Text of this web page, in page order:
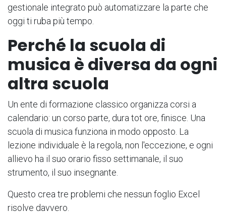
gestionale integrato può automatizzare la parte che
oggi ti ruba più tempo.
Perché la scuola di
musica è diversa da ogni
altra scuola
Un ente di formazione classico organizza corsi a
calendario: un corso parte, dura tot ore, finisce. Una
scuola di musica funziona in modo opposto. La
lezione individuale è la regola, non l'eccezione, e ogni
allievo ha il suo orario fisso settimanale, il suo
strumento, il suo insegnante.
Questo crea tre problemi che nessun foglio Excel
risolve davvero.